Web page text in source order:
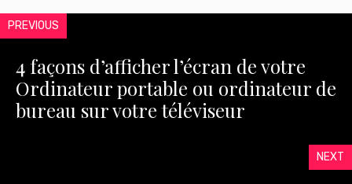
PREVIOUS
4 façons d’afficher l’écran de votre
Ordinateur portable ou ordinateur de
bureau sur votre téléviseur
NEXT